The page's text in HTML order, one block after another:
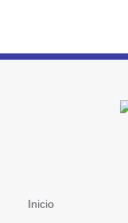
Inicio